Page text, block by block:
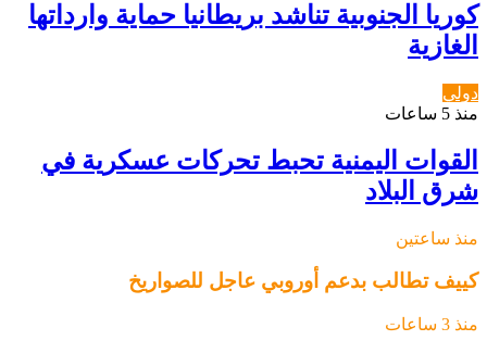
كوريا الجنوبية تناشد بريطانيا حماية وارداتها
الغازية
دولي
منذ 5 ساعات
القوات اليمنية تحبط تحركات عسكرية في
شرق البلاد
منذ ساعتين
كييف تطالب بدعم أوروبي عاجل للصواريخ
منذ 3 ساعات